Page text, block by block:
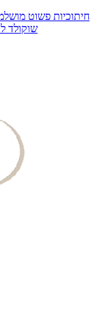
חיתוכיות פשוט
שוקולד